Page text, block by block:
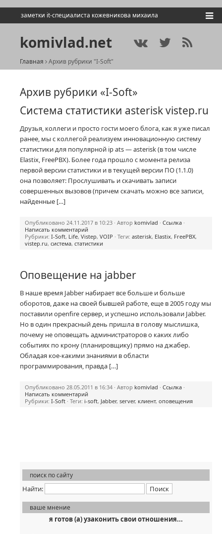
заметки it-специалиста кожевникова михаила
komivlad.net
Главная Архив рубрики "I-Soft"
Архив рубрики «I-Soft»
Система статистики asterisk vistep.ru
Друзья, коллеги и просто гости моего блога, как я уже писал
ранее, мы с коллегой реализуем инновационную систему
статистики для популярной ip ats — asterisk (в том числе
Elastix, FreePBX). Более года прошло с момента релиза
первой версии статистики и в текущей версии ПО (1.1.0)
она позволяет: Прослушивать и скачивать записи
совершенных вызовов (причем скачать можно все записи,
найденные […]
Опубликовано 24.11.2017 в 10:23 · Автор komivlad · Ссылка ·
Написать комментарий
Рубрики: I-Soft, Life, Vistep, VOIP · Теги: asterisk, Elastix, FreePBX,
vistep.ru, система, статистики
Оповещение на jabber
В наше время Jabber набирает все больше и больше
оборотов, даже на своей бывшей работе, еще в 2005 году мы
поставили openfire сервер, и успешно использовали Jabber.
Но в один прекрасный день пришла в голову мыслишка,
почему не оповещать администраторов о каких либо
событиях по крону (планировщику) прямо на джабер.
Обладая кое-какими знаниями в области
программирования, правда […]
Опубликовано 28.05.2011 в 16:34 · Автор komivlad · Ссылка ·
Написать комментарий
Рубрики: I-Soft · Теги: i-soft, Jabber, server, клиент, оповещения
поиск по сайту
Найти:
ваше мнение
я готов (а) узаконить свои отношения...